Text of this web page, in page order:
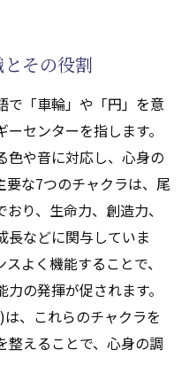
その役割
で「車輪」や「円」を意
センターを指します。
色や音に対応し、心身の
要な7つのチャクラは、尾
り、生命力、創造力、
長などに関与していま
よく機能することで、
の発揮が促されます。
、これらのチャクラを
整えることで、心身の調